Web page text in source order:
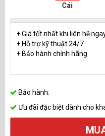
Cái
+ Giá tốt nhất khi liên hệ
+ Hỗ trợ kỹ thuật 24/7
+ Bảo hành chính hãng
Bảo hành:
Ưu đãi đặc biệt dành cho